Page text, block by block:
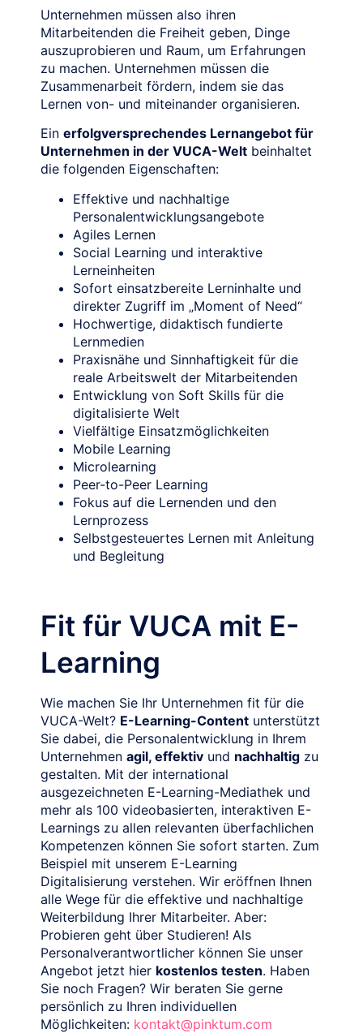
Unternehmen müssen also ihren
Mitarbeitenden die Freiheit geben, Dinge
auszuprobieren und Raum, um Erfahrungen
zu machen. Unternehmen müssen die
Zusammenarbeit fördern, indem sie das
Lernen von- und miteinander organisieren.
Ein erfolgversprechendes Lernangebot für
Unternehmen in der VUCA-Welt beinhaltet
die folgenden Eigenschaften:
Effektive und nachhaltige
Personalentwicklungsangebote
Agiles Lernen
Social Learning und interaktive
Lerneinheiten
Sofort einsatzbereite Lerninhalte und
direkter Zugriff im „Moment of Need“
Hochwertige, didaktisch fundierte
Lernmedien
Praxisnähe und Sinnhaftigkeit für die
reale Arbeitswelt der Mitarbeitenden
Entwicklung von Soft Skills für die
digitalisierte Welt
Vielfältige Einsatzmöglichkeiten
Mobile Learning
Microlearning
Peer-to-Peer Learning
Fokus auf die Lernenden und den
Lernprozess
Selbstgesteuertes Lernen mit Anleitung
und Begleitung
Fit für VUCA mit E-
Learning
Wie machen Sie Ihr Unternehmen fit für die
VUCA-Welt? E-Learning-Content unterstützt
Sie dabei, die Personalentwicklung in Ihrem
Unternehmen agil, effektiv und nachhaltig zu
gestalten. Mit der international
ausgezeichneten E-Learning-Mediathek und
mehr als 100 videobasierten, interaktiven E-
Learnings zu allen relevanten überfachlichen
Kompetenzen können Sie sofort starten. Zum
Beispiel mit unserem E-Learning
Digitalisierung verstehen. Wir eröffnen Ihnen
alle Wege für die effektive und nachhaltige
Weiterbildung Ihrer Mitarbeiter. Aber:
Probieren geht über Studieren! Als
Personalverantwortlicher können Sie unser
Angebot jetzt hier kostenlos testen. Haben
Sie noch Fragen? Wir beraten Sie gerne
persönlich zu Ihren individuellen
Möglichkeiten: kontakt@pinktum.com